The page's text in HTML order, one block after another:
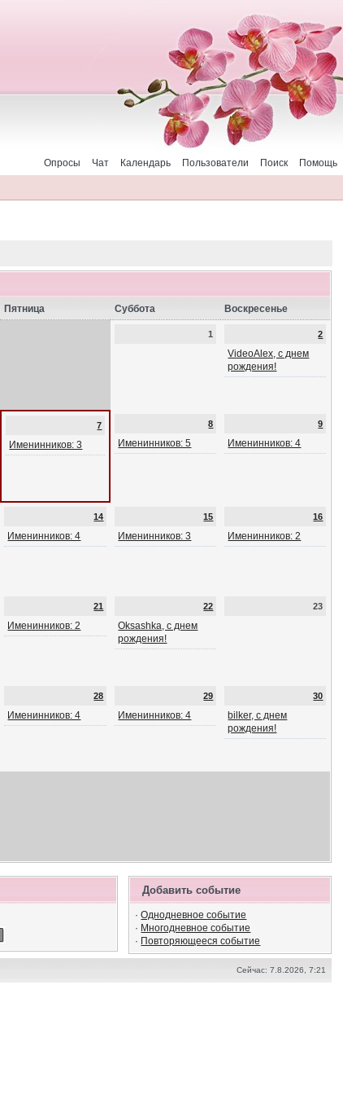
Помощь
Поиск
Пользователи
Календарь
Чат
Опросы
Пятница Суббота Воскресенье
1 2
VideoAlex, с днем
рождения!
7
Именинников: 3
8
Именинников: 5
9
Именинников: 4
14
Именинников: 4
15
Именинников: 3
16
Именинников: 2
21
Именинников: 2
22
Oksashka, с днем
рождения!
23
28
Именинников: 4
29
Именинников: 4
30
bilker, с днем
рождения!
Добавить событие
·Однодневное событие
· Многодневное событие
· Повторяющееся событие
Сейчас: 7.8.2026, 7:21